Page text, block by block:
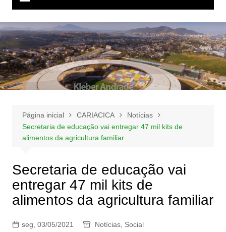
Página inicial CARIACICA
Notícias
Secretaria de educação vai entregar 47 mil kits de
alimentos da agricultura familiar
Secretaria de educação vai
entregar 47 mil kits de
alimentos da agricultura familiar
seg, 03/05/2021 Notícias, Social